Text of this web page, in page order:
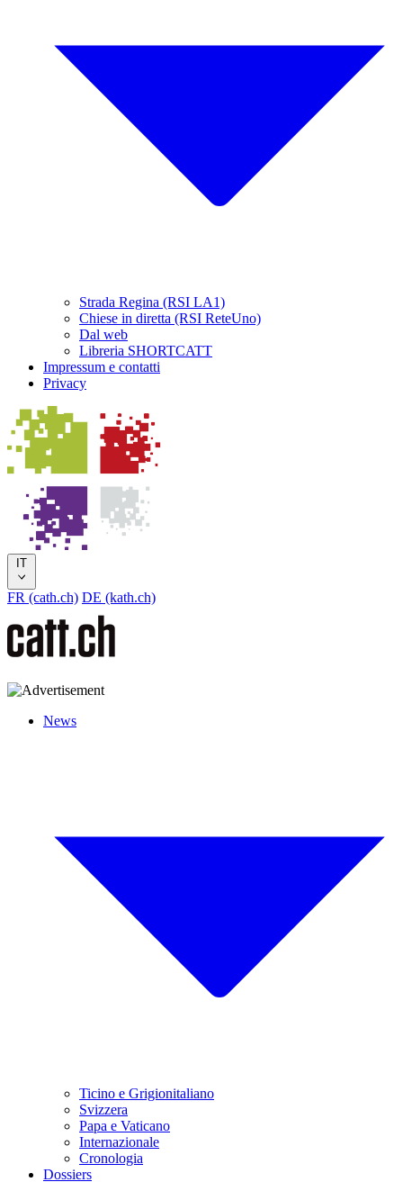
Strada Regina (RSI LA1)
Chiese in diretta (RSI ReteUno)
Dal web
Libreria SHORTCATT
Impressum e contatti
Privacy
IT
FR (cath.ch) DE (kath.ch)
News
Ticino e Grigionitaliano
Svizzera
Papa e Vaticano
Internazionale
Cronologia
Dossiers